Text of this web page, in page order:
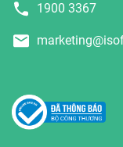
1900 3367